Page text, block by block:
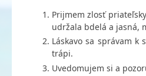
Prijmem zlosť
udržala bdelá a jasná,
Láskavo sa správam
trápi.
Uvedomujem si a